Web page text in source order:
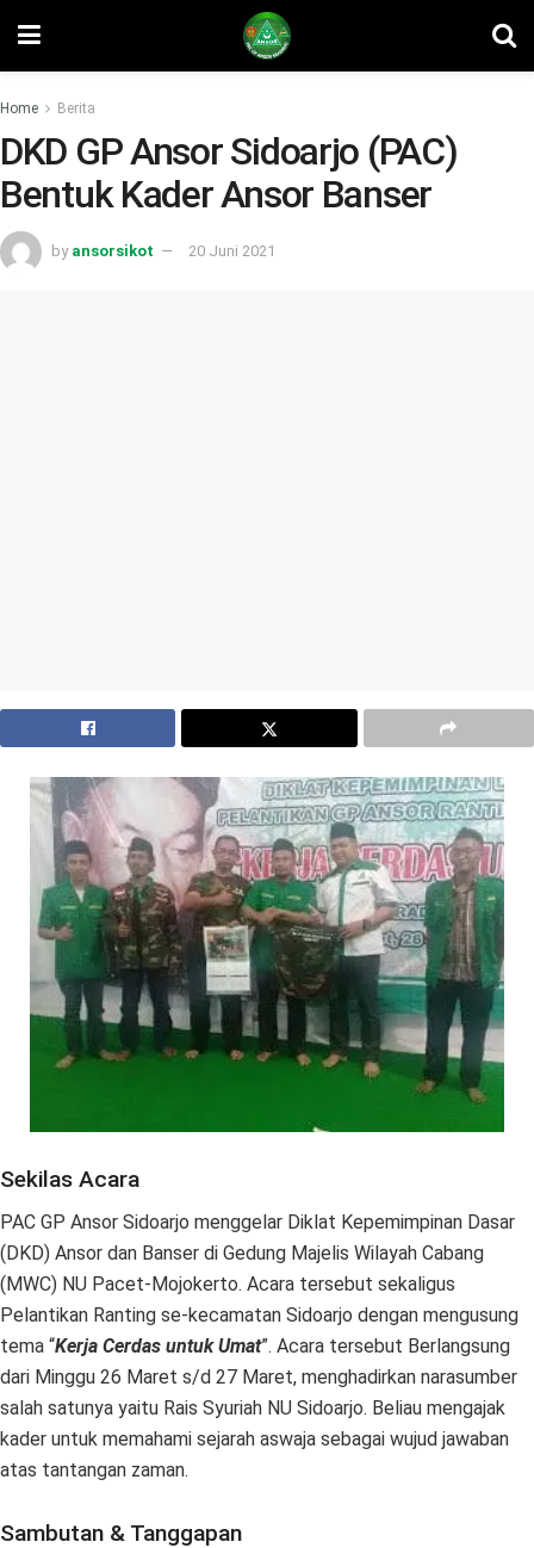
Home Berita
DKD GP Ansor Sidoarjo (PAC)
Bentuk Kader Ansor Banser
by ansorsikot 20 Juni 2021
Sekilas Acara
PAC GP Ansor Sidoarjo menggelar Diklat Kepemimpinan Dasar
(DKD) Ansor dan Banser di Gedung Majelis Wilayah Cabang
(MWC) NU Pacet-Mojokerto. Acara tersebut sekaligus
Pelantikan Ranting se-kecamatan Sidoarjo dengan mengusung
tema “Kerja Cerdas untuk Umat”. Acara tersebut Berlangsung
dari Minggu 26 Maret s/d 27 Maret, menghadirkan narasumber
salah satunya yaitu Rais Syuriah NU Sidoarjo. Beliau mengajak
kader untuk memahami sejarah aswaja sebagai wujud jawaban
atas tantangan zaman.
Sambutan & Tanggapan